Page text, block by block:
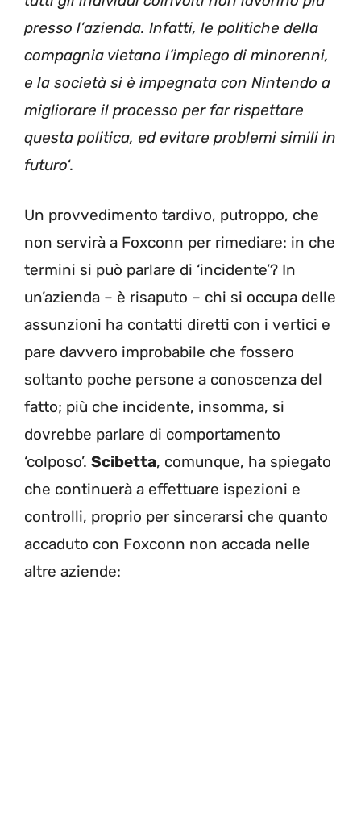
presso l’azienda. Infatti, le politiche della
compagnia vietano l’impiego di minorenni,
e la società si è impegnata con Nintendo a
migliorare il processo per far rispettare
questa politica, ed evitare problemi simili in
futuro‘.
Un provvedimento tardivo, putroppo, che
non servirà a Foxconn per rimediare: in che
termini si può parlare di ‘incidente’? In
un’azienda – è risaputo – chi si occupa delle
assunzioni ha contatti diretti con i vertici e
pare davvero improbabile che fossero
soltanto poche persone a conoscenza del
fatto; più che incidente, insomma, si
dovrebbe parlare di comportamento
‘colposo’. Scibetta, comunque, ha spiegato
che continuerà a effettuare ispezioni e
controlli, proprio per sincerarsi che quanto
accaduto con Foxconn non accada nelle
altre aziende: